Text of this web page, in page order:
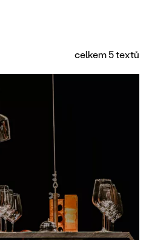
celkem 5 textů